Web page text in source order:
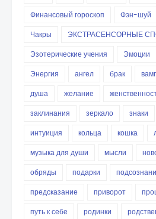
Финансовый гороскоп
Фэн-шуй
Чакры
ЭКСТРАСЕНСОРНЫЕ
Эзотерические учения
Эмоции
Энергия
ангел брак
душа
желание
заклинания
зеркало знаки
интуиция
кольца кошка
музыка для души
мысли
обряды
подарки
предсказание
приворот
путь к себе
родинки